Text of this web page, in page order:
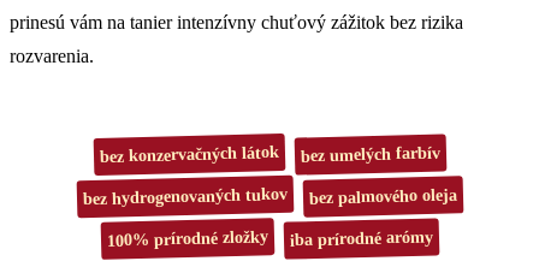
prinesú vám na tanier intenzívny chuťový zážitok bez rizika
rozvarenia.
bez konzervačných látok bez umelých farbív
bez hydrogenovaných tukov bez palmového oleja
100% prírodné zložky iba prírodné arómy